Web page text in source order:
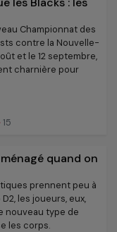
Championnat des
contre la Nouvelle-
et le 12 septembre,
charnière pour
15
quand on
prennent peu à
les joueurs, eux,
nouveau type de
les corps.